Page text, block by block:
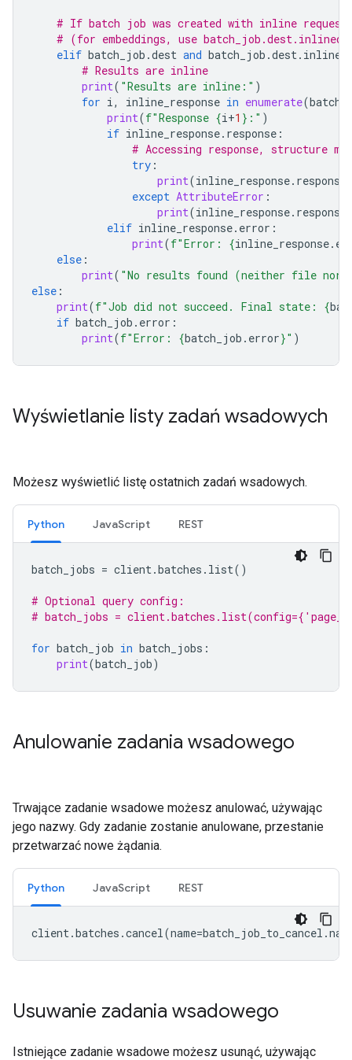
# If batch job was created with inline request
# (for embeddings, use
elif batch_job .dest and batch_job .dest.
# Results are inline
print( "Results are inline:" )
for i, inline_response in enumerate(
print(f"Response {i+1 } :" )
if inline_response. response :
# Accessing response, structure
try :
print(inline_response. response
except AttributeError :
print(inline_response. response
elif inline_response. error :
print(f"Error: {inline_response.
else :
print( "No results found (neither file
else :
print(f"Job did not succeed. Final state: {
if batch_job . error :
print(f"Error: {batch_job . error}" )
Wyświetlanie listy zadań wsadowych
Możesz wyświetlić listę ostatnich zadań wsadowych.
Python JavaScript REST
batch_jobs = client.batches . list()
# Optional query config:
# batch_jobs =
for batch_job in batch_jobs :
print(batch_job)
Anulowanie zadania wsadowego
Trwające zadanie wsadowe możesz anulować, używając
jego nazwy. Gdy zadanie zostanie anulowane, przestanie
przetwarzać nowe żądania.
Python JavaScript REST
client.batches .cancel(name=batch_job_to_cancel .
Usuwanie zadania wsadowego
Istniejące zadanie wsadowe możesz usunąć, używając